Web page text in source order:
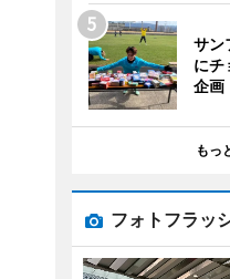
サン
にチ
企画
もっ
フォトフラッ